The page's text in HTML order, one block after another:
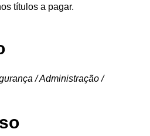
títulos a pagar.
/ Administração /